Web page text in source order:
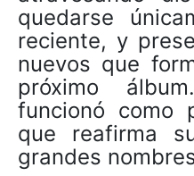
quedarse
reciente, y
nuevos que
próximo
funcionó como
que reafirma
grandes